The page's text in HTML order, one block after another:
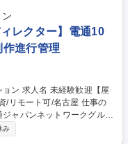
レクター】電通10
進行管理
【屋
ート可/名古屋 仕事の
ャパンネットワークグルー
に広告の空き枠を確認し
み